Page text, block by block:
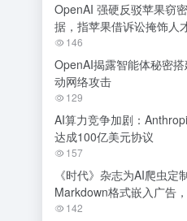
OpenAI 强硬反驳苹果窃
据，指苹果借诉讼掩饰人
146
OpenAI揭露智能体秘密
动网络攻击
129
AI算力竞争加剧：
达成100亿美元协议
157
《时代》杂志为AI爬虫定
Markdown格式嵌入广告
142